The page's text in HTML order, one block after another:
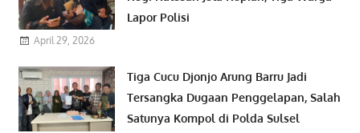
Lapor Polisi
April 29, 2026
Tiga Cucu Djonjo Arung Barru Jadi
Tersangka Dugaan Penggelapan, Salah
Satunya Kompol di Polda Sulsel